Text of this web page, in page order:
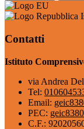
Contatti
Istituto
via Andrea
Tel:
Email:
PEC:
C.F.: